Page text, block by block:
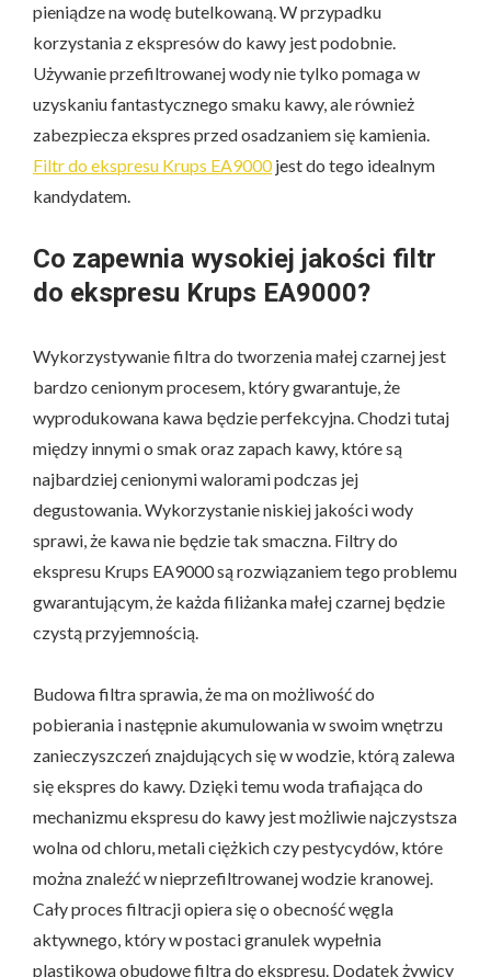
pieniądze na wodę butelkowaną. W przypadku
korzystania z ekspresów do kawy jest podobnie.
Używanie przefiltrowanej wody nie tylko pomaga w
uzyskaniu fantastycznego smaku kawy, ale również
zabezpiecza ekspres przed osadzaniem się kamienia.
Filtr do ekspresu Krups EA9000jest do tego idealnym
kandydatem.
Co zapewnia wysokiej jakości filtr
do ekspresu Krups EA9000?
Wykorzystywanie filtra do tworzenia małej czarnej jest
bardzo cenionym procesem, który gwarantuje, że
wyprodukowana kawa będzie perfekcyjna. Chodzi tutaj
między innymi o smak oraz zapach kawy, które są
najbardziej cenionymi walorami podczas jej
degustowania. Wykorzystanie niskiej jakości wody
sprawi, że kawa nie będzie tak smaczna. Filtry do
ekspresu Krups EA9000 są rozwiązaniem tego problemu
gwarantującym, że każda filiżanka małej czarnej będzie
czystą przyjemnością.
Budowa filtra sprawia, że ma on możliwość do
pobierania i następnie akumulowania w swoim wnętrzu
zanieczyszczeń znajdujących się w wodzie, którą zalewa
się ekspres do kawy. Dzięki temu woda trafiająca do
mechanizmu ekspresu do kawy jest możliwie najczystsza
wolna od chloru, metali ciężkich czy pestycydów, które
można znaleźć w nieprzefiltrowanej wodzie kranowej.
Cały proces filtracji opiera się o obecność węgla
aktywnego, który w postaci granulek wypełnia
plastikową obudowę filtra do ekspresu. Dodatek żywicy